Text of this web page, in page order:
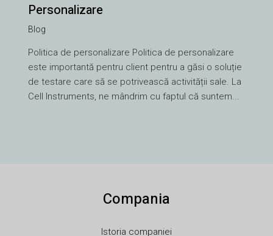
Personalizare
Blog
Politica de personalizare Politica de personalizare
este importantă pentru client pentru a găsi o soluție
de testare care să se potrivească activității sale. La
Cell Instruments, ne mândrim cu faptul că suntem...
Compania
Istoria companiei
UK
TH